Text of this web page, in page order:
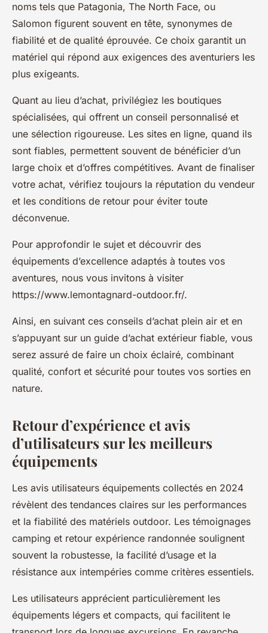
noms tels que Patagonia, The North Face, ou
Salomon figurent souvent en tête, synonymes de
fiabilité et de qualité éprouvée. Ce choix garantit un
matériel qui répond aux exigences des aventuriers les
plus exigeants.
Quant au lieu d’achat, privilégiez les boutiques
spécialisées, qui offrent un conseil personnalisé et
une sélection rigoureuse. Les sites en ligne, quand ils
sont fiables, permettent souvent de bénéficier d’un
large choix et d’offres compétitives. Avant de finaliser
votre achat, vérifiez toujours la réputation du vendeur
et les conditions de retour pour éviter toute
déconvenue.
Pour approfondir le sujet et découvrir des
équipements d’excellence adaptés à toutes vos
aventures, nous vous invitons à visiter
https://www.lemontagnard-outdoor.fr/.
Ainsi, en suivant ces conseils d’achat plein air et en
s’appuyant sur un guide d’achat extérieur fiable, vous
serez assuré de faire un choix éclairé, combinant
qualité, confort et sécurité pour toutes vos sorties en
nature.
Retour d’expérience et avis
d’utilisateurs sur les meilleurs
équipements
Les avis utilisateurs équipements collectés en 2024
révèlent des tendances claires sur les performances
et la fiabilité des matériels outdoor. Les témoignages
camping et retour expérience randonnée soulignent
souvent la robustesse, la facilité d’usage et la
résistance aux intempéries comme critères essentiels.
Les utilisateurs apprécient particulièrement les
équipements légers et compacts, qui facilitent le